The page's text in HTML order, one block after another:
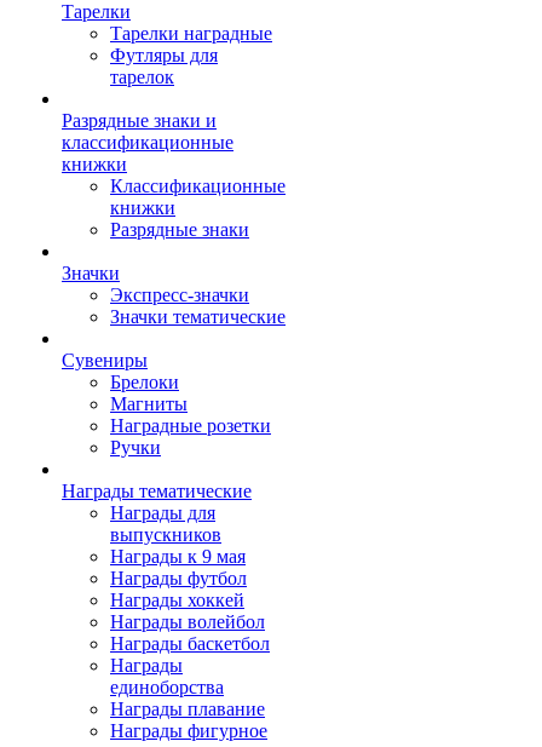
Тарелки
Тарелки наградные
Футляры для
тарелок
Разрядные знаки и
классификационные
книжки
Классификационные
книжки
Разрядные знаки
Значки
Экспресс-значки
Значки тематические
Сувениры
Брелоки
Магниты
Наградные розетки
Ручки
Награды тематические
Награды для
выпускников
Награды к 9 мая
Награды футбол
Награды хоккей
Награды волейбол
Награды баскетбол
Награды
единоборства
Награды плавание
Награды фигурное